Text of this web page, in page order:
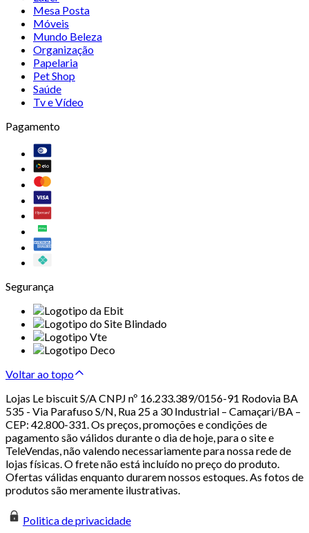
Mesa Posta
Móveis
Mundo Beleza
Organização
Papelaria
Pet Shop
Saúde
Tv e Vídeo
Pagamento
Segurança
Voltar ao topo
Lojas Le biscuit S/A CNPJ nº 16.233.389/0156-91 Rodovia BA
535 - Via Parafuso S/N, Rua 25 a 30 Industrial – Camaçari/BA –
CEP: 42.800-331. Os preços, promoções e condições de
pagamento são válidos durante o dia de hoje, para o site e
TeleVendas, não valendo necessariamente para nossa rede de
lojas físicas. O frete não está incluído no preço do produto.
Ofertas válidas enquanto durarem nossos estoques. As fotos de
produtos são meramente ilustrativas.
Politica de privacidade